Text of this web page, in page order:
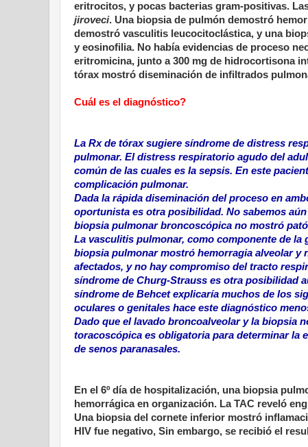
eritrocitos, y pocas bacterias gram-positivas.
jiroveci. Una biopsia de pulmón demostró
demostró vasculitis leucocitoclástica, y una
y eosinofilia. No había evidencias de proceso
eritromicina, junto a 300 mg de hidrocortisona
tórax mostró diseminación de infiltrados
Cuál es el diagnóstico?
La Rx de tórax sugiere síndrome de distress
pulmonar. El distress respiratorio agudo del
común de las cuales es la sepsis. En este
complicación pulmonar.
Dada la rápida diseminación del proceso en
oportunista es otra posibilidad. No sabemos
biopsia pulmonar broncoscópica no mostró
La vasculitis pulmonar, como componente de
biopsia pulmonar mostró hemorragia alveolar y
afectados, y no hay compromiso del tracto
síndrome de Churg-Strauss es otra posibilidad
síndrome de Behcet explicaría muchos de los
oculares o genitales hace este diagnóstico
Dado que el lavado broncoalveolar y la biopsia
toracoscópica es obligatoria para determinar la
de senos paranasales.
En el 6º día de hospitalización, una biopsia
hemorrágica en organización. La TAC reveló
Una biopsia del cornete inferior mostró
HIV fue negativo, Sin embargo, se recibió el